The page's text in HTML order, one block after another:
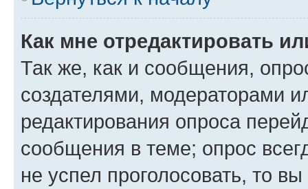
Как мне отредактировать
Так же, как и сообщения,
создателями, модераторами
редактирования опроса
сообщения в теме; опрос
не успел проголосовать, то